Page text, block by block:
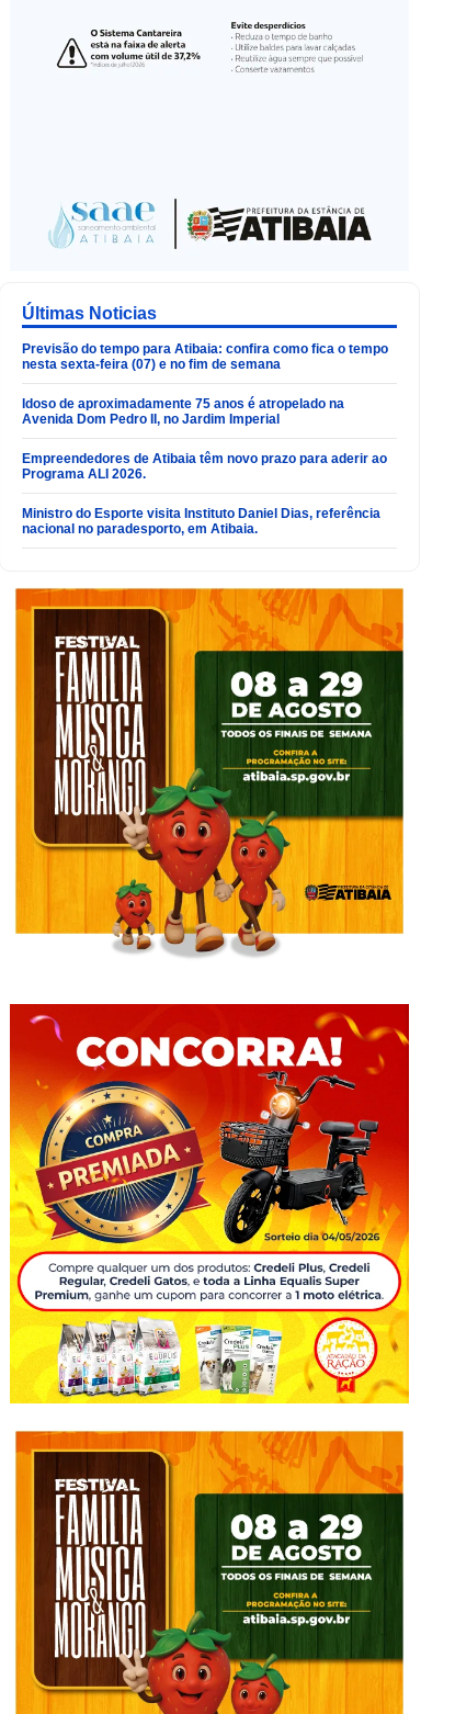
Últimas Noticias
Previsão do tempo para Atibaia: confira como fica o tempo
nesta sexta-feira (07) e no fim de semana
Idoso de aproximadamente 75 anos é atropelado na
Avenida Dom Pedro II, no Jardim Imperial
Empreendedores de Atibaia têm novo prazo para aderir ao
Programa ALI 2026.
Ministro do Esporte visita Instituto Daniel Dias, referência
nacional no paradesporto, em Atibaia.